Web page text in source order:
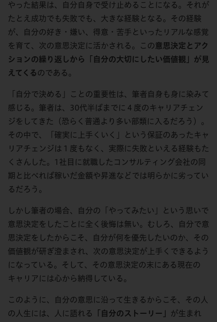
やった結果は、自分自身で受け止めることになる。それが
たとえ成功でも失敗でも、大きな経験となる。その経験
が、自分の好き・嫌い、得意・苦手といったリアルな感覚
を育て、次の意思決定に活かされる。この意思決定とアク
ションの繰り返しから「自分の大切にしたい価値観」が見
えてくるのである。
「自分で決める」ことの重要性は、筆者自身も身に染みて
感じる。筆者は、30代半ばまでに４度のキャリアチェン
ジをしてきた（恐らく普通より多い部類に入るだろう）。
その中で、「確実に上手くいく」という保証のあったキャ
リアチェンジは１度もなく、実際に失敗といえる経験もた
くさんした。1社目に就職したコンサルティング会社の同
期と比べれば稼いだ金額や昇進などでは明らかに劣ってい
るだろう。
しかし筆者の場合、自分の「やってみたい」という思いで
意思決定をしたことに全く後悔は無い。むしろ、自分で意
思決定をしたからこそ、自分が何を優先したいのか、その
価値観が研ぎ澄まされ、次の意思決定が上手くできるよう
になっている。そして、その意思決定の末にある現在の
キャリアには心から納得している。
このように、自分の意思に沿って生きるからこそ、その人
の人生には、人に語れる
「自分のストーリー」
が生まれ